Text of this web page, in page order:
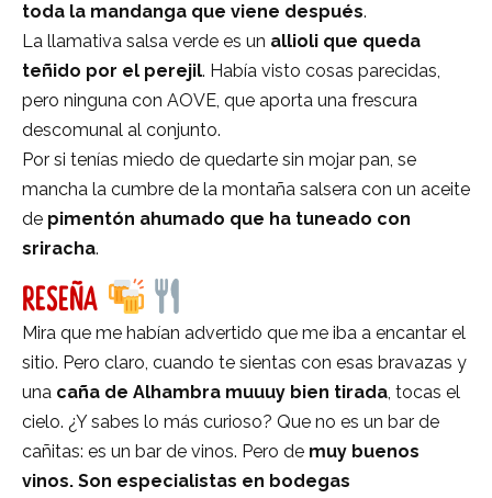
toda la mandanga que viene después.
La llamativa salsa verde es un allioli que queda
teñido por el perejil. Había visto cosas parecidas,
pero ninguna con AOVE, que aporta una frescura
descomunal al conjunto.
Por si tenías miedo de quedarte sin mojar pan, se
mancha la cumbre de la montaña salsera con un aceite
de pimentón ahumado que ha tuneado con
sriracha.
RESEÑA
Mira que me habían advertido que me iba a encantar el
sitio. Pero claro, cuando te sientas con esas bravazas y
una caña de Alhambra muuuy bien tirada, tocas el
cielo. ¿Y sabes lo más curioso? Que no es un bar de
cañitas: es un bar de vinos. Pero de muy buenos
vinos. Son especialistas en bodegas